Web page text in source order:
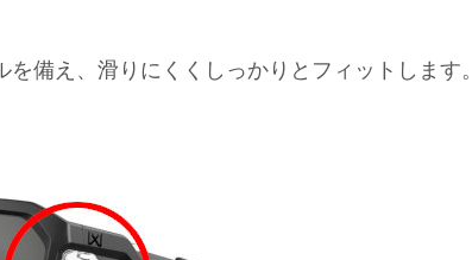
備え、滑りにくくしっかりとフィットします。